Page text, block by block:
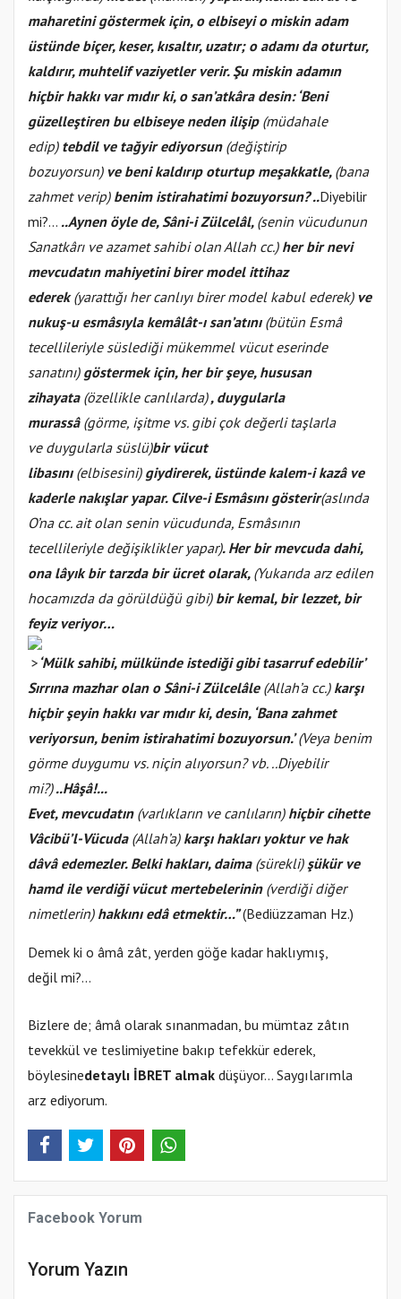
maharetini göstermek için, o elbiseyi o miskin adam
üstünde biçer, keser, kısaltır, uzatır; o adamı da oturtur,
kaldırır, muhtelif vaziyetler verir. Şu miskin adamın
hiçbir hakkı var mıdır ki, o san’atkâra desin: ‘Beni
güzelleştiren bu elbiseye neden ilişip (müdahale
edip)tebdil ve tağyir ediyorsun (değiştirip
bozuyorsun)ve beni kaldırıp oturtup meşakkatle, (bana
zahmet verip)benim istirahatimi bozuyorsun? ..Diyebilir
mi?... ..Aynen öyle de, Sâni-i Zülcelâl, (senin vücudunun
Sanatkârı ve azamet sahibi olan Allah cc.) her bir nevi
mevcudatın mahiyetini birer model ittihaz
ederek(yarattığı her canlıyı birer model kabul ederek) ve
nukuş-u esmâsıyla kemâlât-ı san’atını (bütün Esmâ
tecellileriyle süslediği mükemmel vücut eserinde
sanatını) göstermek için, her bir şeye, hususan
zihayata (özellikle canlılarda), duygularla
murassâ (görme, işitme vs. gibiçok değerli taşlarla
ve duygularla süslü)bir vücut
libasını (elbisesini)giydirerek, üstünde kalem-i kazâ ve
kaderle nakışlar yapar. Cilve-i Esmâsını gösterir(aslında
O’na cc. ait olan senin vücudunda, Esmâsının
tecellileriyle değişiklikler yapar). Her bir mevcuda dahi,
ona lâyık bir tarzda bir ücret olarak, (Yukarıda arz edilen
hocamızda da görüldüğü gibi)bir kemal, bir lezzet, bir
feyiz veriyor…
> ‘Mülk sahibi, mülkünde istediği gibi tasarruf edebilir’
Sırrına mazhar olan o Sâni-i Zülcelâle (Allah’a cc.)karşı
hiçbir şeyin hakkı var mıdır ki, desin, ‘Bana zahmet
veriyorsun, benim istirahatimi bozuyorsun.’(Veya benim
görme duygumu vs. niçin alıyorsun? vb. ..Diyebilir
mi?)..Hâşâ!...
Evet, mevcudatın (varlıkların ve canlıların)hiçbir cihette
Vâcibü’l-Vücuda (Allah’a)karşı hakları yoktur ve hak
dâvâ edemezler. Belki hakları, daima (sürekli)şükür ve
hamd ile verdiği vücut mertebelerinin (verdiği diğer
nimetlerin) hakkını edâ etmektir…” (Bediüzzaman Hz.)
Demek ki o âmâ zât, yerden göğe kadar haklıymış,
değil mi?...
Bizlere de; âmâ olarak sınanmadan, bu mümtaz zâtın
tevekkül ve teslimiyetine bakıp tefekkür ederek,
böylesinedetaylı İBRET almak düşüyor… Saygılarımla
arz ediyorum.
Facebook Yorum
Yorum Yazın